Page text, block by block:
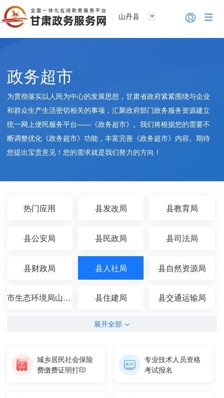
山丹县
政务超市
为贯彻落实以人民为中心的发展思想，甘肃省政府紧紧围绕与企业
和群众生产生活密切相关的事项，汇聚政府部门政务服务资源建立
统一网上便民服务平台——《政务超市》。我们将根据您的需要不
断调整优化《政务超市》功能，丰富完善《政务超市》内容。期待
您提出宝贵意见！您的需求就是我们努力的方向！
热门应用 县发改局 县教育局
县公安局 县民政局 县司法局
县财政局 县人社局 县自然资源局
市生态环境局山丹分局 县住建局 县交通运输局
展开全部
城乡居民社会保险
费缴费证明打印
专业技术人员资格
考试报名